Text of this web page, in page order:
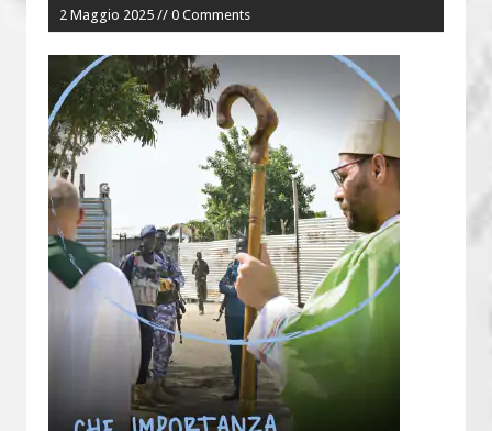
2 Maggio 2025 // 0 Comments